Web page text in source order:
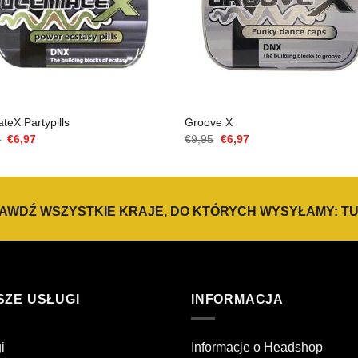
Partypills
Cena
€6,97Aktualna
Groove X
€9,95 Cena
€6,97Aktualna
WSZYSTKIE KRAJE, DO KTÓRYCH WYSYŁAMY:
USŁUGI INFORMACJA
Informacje o Headshop